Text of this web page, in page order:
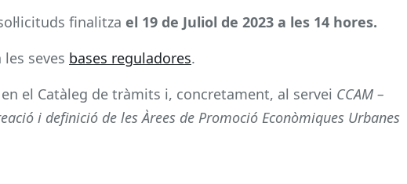
finalitza el 19 de Juliol de 2023 a les 14 hores.
les seves bases reguladores.
el Catàleg de tràmits i, concretament, al servei CCAM –
i definició de les Àrees de Promoció Econòmiques Urbanes